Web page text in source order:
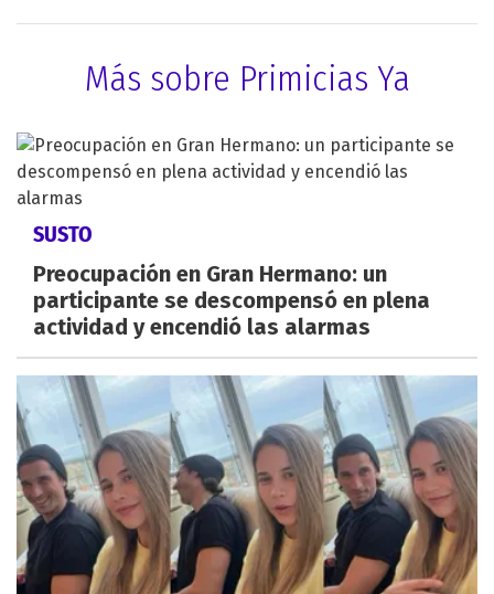
Más sobre Primicias Ya
SUSTO
Preocupación en Gran Hermano: un
participante se descompensó en plena
actividad y encendió las alarmas